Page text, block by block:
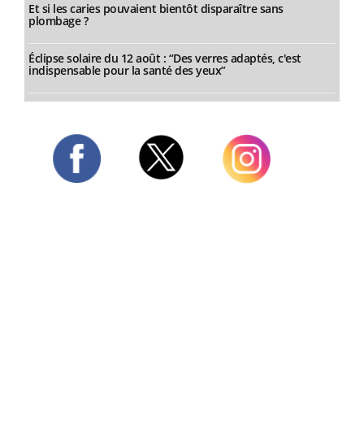
Et si les caries pouvaient bientôt disparaître sans
plombage ?
Éclipse solaire du 12 août : “Des verres adaptés, c'est
indispensable pour la santé des yeux”